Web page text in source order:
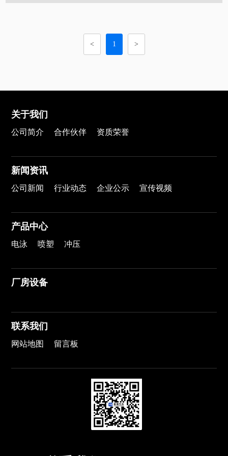
< 1 >
关于我们
公司简介 合作伙伴 资质荣誉
新闻资讯
公司新闻 行业动态 企业公示 宣传视频
产品中心
电泳 喷塑 冲压
厂房设备
联系我们
网站地图 留言板